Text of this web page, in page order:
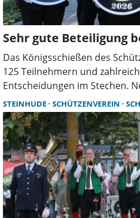
Sehr gute Beteiligung
Das Königsschießen des
125 Teilnehmern und
Entscheidungen im Stechen.
gekürt, während der
Schützenfest erneut viele
STEINHUDE SCHÜTZENVEREIN